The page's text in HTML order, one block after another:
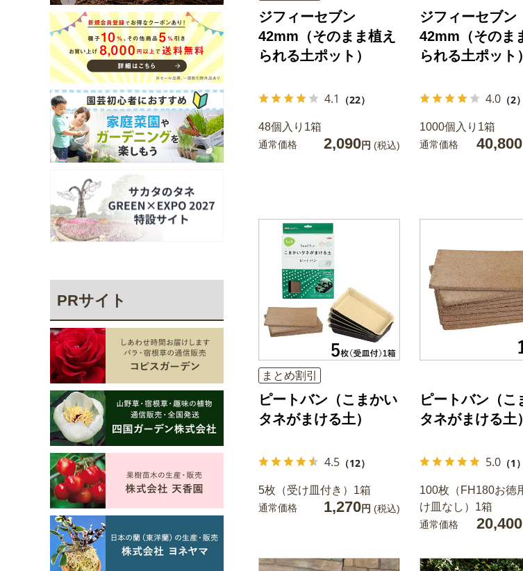
PRサイト
ジフィーセブン
42mm（そのまま植え
られる土ポット）
4.1 （22）
48個入り1箱
通常価格 2,090円 (税込)
ジフィーセブン
42mm（そのま
られる土ポット）
4.0 （2）
1000個入り1箱
通常価格 40,800
まとめ割引
ピートバン（こまかい
タネがまける土）
4.5 （12）
5枚（受け皿付き）1箱
通常価格 1,270円 (税込)
ピートバン（こ
タネがまける土）
5.0 （1）
100枚（FH180お徳
け皿なし）1箱
通常価格 20,400